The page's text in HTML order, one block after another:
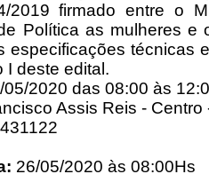
2019 firmado entre o
Política as mulheres e
especificações técnicas
I deste edital.
05/2020 das 08:00 às
Assis Reis -
26/05/2020 às 08:00Hs